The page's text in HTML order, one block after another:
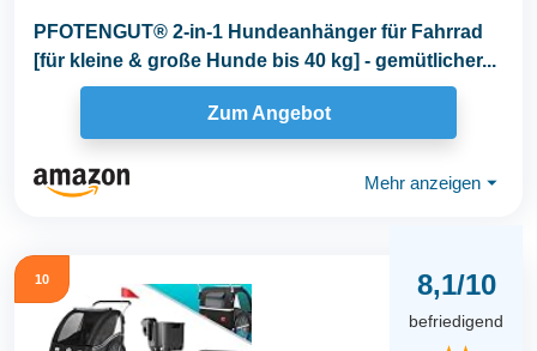
PFOTENGUT® 2-in-1 Hundeanhänger für Fahrrad
[für kleine & große Hunde bis 40 kg] - gemütlicher...
Zum Angebot
Mehr anzeigen ⏷
10 8,1/10
befriedigend